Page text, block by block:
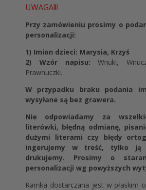
UWAGA!!!
Przy zamówieniu prosimy o
personalizacji:
1) Imion dzieci: Marysia, Krzyś
2) Wzór napisu:Wnuki,
Prawnuczki.
W przypadku braku podania
wysyłane są bez grawera.
Nie odpowiadamy za
literówki, błędną odmianę,
dużymi literami czy błędy
ingerujemy w treść, tylko ją
drukujemy. Prosimy o
personalizacji wg powyższych
Ramka dostarczana jest w płaskim